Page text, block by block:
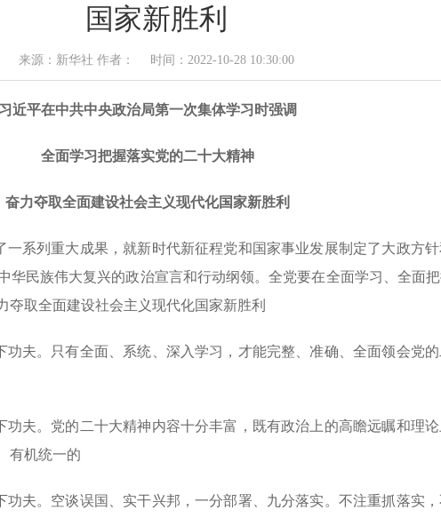
国家新胜利
来源：新华社 作者： 时间：2022-10-28 10:30:00
习近平在中共中央政治局第一次集体学习时强调
全面学习把握落实党的二十大精神
奋力夺取全面建设社会主义现代化国家新胜利
系列重大成果，就新时代新征程党和国家事业发展制定了大政方
华民族伟大复兴的政治宣言和行动纲领。全党要在全面学习、全面
取全面建设社会主义现代化国家新胜利
夫。只有全面、系统、深入学习，才能完整、准确、全面领会党
夫。党的二十大精神内容十分丰富，既有政治上的高瞻远瞩和理
有机统一的
夫。空谈误国、实干兴邦，一分部署、九分落实。不注重抓落实